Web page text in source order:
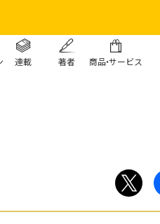
連載 著者 商品・サービス